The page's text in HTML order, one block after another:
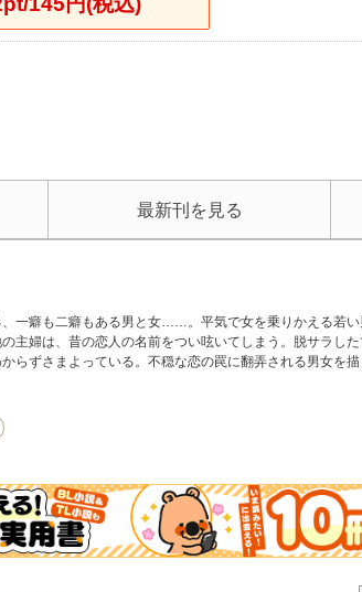
最新刊を見る
一癖も二癖もある男と女……。平気で女を乗りかえる若
主婦は、昔の恋人の名前をつい呟いてしまう。脱サラし
ずさまよっている。不穏な恋の罠に翻弄される男女を描